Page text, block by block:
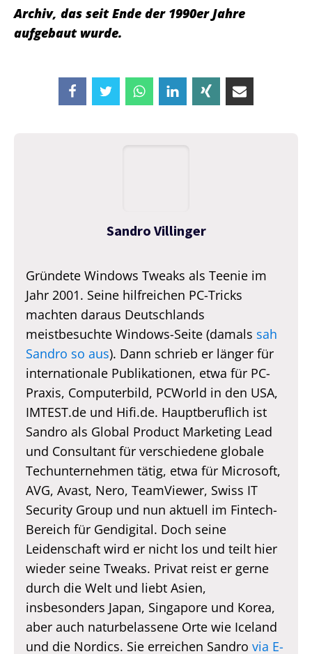
Archiv, das seit Ende der 1990er Jahre
aufgebaut wurde.
Sandro Villinger
Gründete Windows Tweaks als Teenie im
Jahr 2001. Seine hilfreichen PC-Tricks
machten daraus Deutschlands
meistbesuchte Windows-Seite (damals sah
Sandro so aus). Dann schrieb er länger für
internationale Publikationen, etwa für PC-
Praxis, Computerbild, PCWorld in den USA,
IMTEST.de und Hifi.de. Hauptberuflich ist
Sandro als Global Product Marketing Lead
und Consultant für verschiedene globale
Techunternehmen tätig, etwa für Microsoft,
AVG, Avast, Nero, TeamViewer, Swiss IT
Security Group und nun aktuell im Fintech-
Bereich für Gendigital. Doch seine
Leidenschaft wird er nicht los und teilt hier
wieder seine Tweaks. Privat reist er gerne
durch die Welt und liebt Asien,
insbesonders Japan, Singapore und Korea,
aber auch naturbelassene Orte wie Iceland
und die Nordics. Sie erreichen Sandro via E-